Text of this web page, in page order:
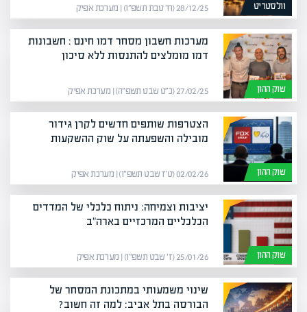
וולסטריט 28/12/25 (ח׳ טבת תשפ״ו) | מערכת אפיק
שוק ההון
מערכות חשבון מסחר דמו חינם : חשבונות
דמו מומלצים להתנסות ללא סיכון
27/02/25 (כ״ט שבט תשפ״ה) | מערכת אפיק
שוק ההון
הצטרפות שותפים חדשים לקרן גידור
מובילה והשפעתה על שוק ההשקעות
02/02/26 (ט״ו שבט תשפ״ו) | מערכת אפיק
שוק ההון
יציבות וצמיחה: ניתוח כלכלי של המדדים
הכלכליים המרכזיים בארה"ב
25/01/26 (ז׳ שבט תשפ״ו) | מערכת אפיק
שינוי משמעותי במתכונת המסחר של
הבורסה בתל אביב: למה זה חשוב?